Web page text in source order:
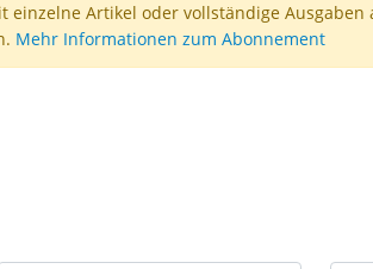
einzelne Artikel oder vollständige
Mehr Informationen zum Abonnement